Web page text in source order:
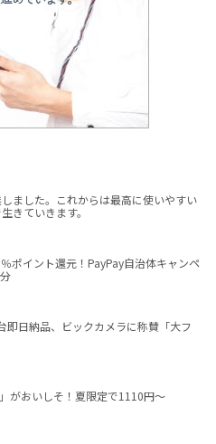
ました。これからは最高に使いやすい
きていきます。
％ポイント還元！PayPay自治体キャンペ
即日納品、ビックカメラに称賛「大フ
がおいしそ！夏限定で1110円～